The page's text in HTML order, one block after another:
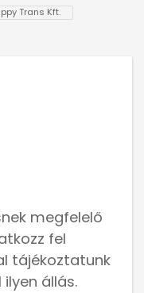
Trans Kft.
megfelelő
fel
tájékoztatunk
állás.